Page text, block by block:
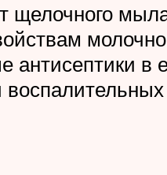
щелочного
антисептики в